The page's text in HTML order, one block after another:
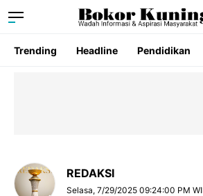
Trending Headline Pendidikan
REDAKSI
Selasa, 7/29/2025 09:24:00 PM